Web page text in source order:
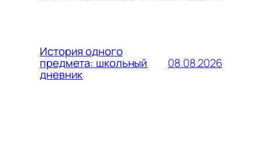
История одного
предмета: школьный
дневник
08.08.2026